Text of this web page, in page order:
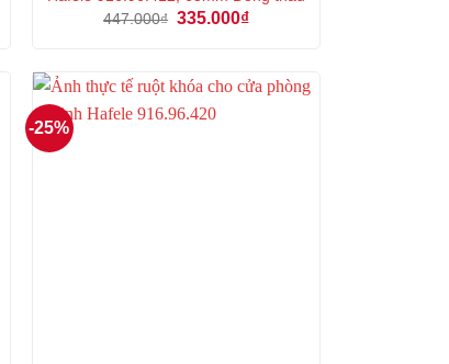
447.000₫ Giá
335.000₫Giá
335.000₫.
-25%